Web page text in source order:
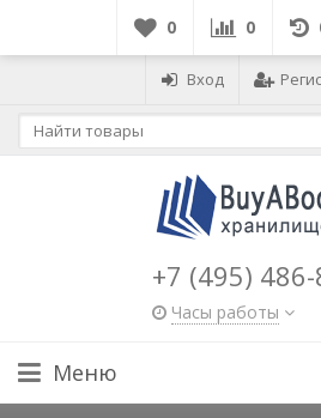
0 0
Вход
+7 (495)
Часы работы
Меню